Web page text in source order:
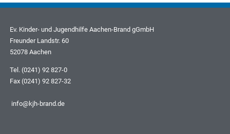
Ev. Kinder- und Jugendhilfe Aachen-Brand gGmbH
Freunder Landstr. 60
52078 Aachen
Tel. (0241) 92 827-0
Fax (0241) 92 827-32
info@kjh-brand.de